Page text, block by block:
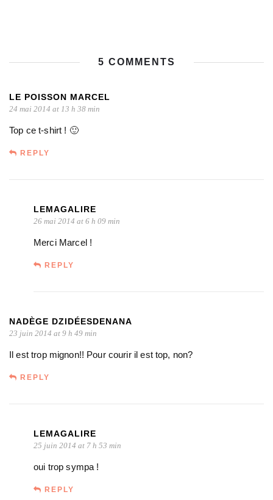
5 COMMENTS
LE POISSON MARCEL
24 mai 2014 at 13 h 38 min
Top ce t-shirt ! 🙂
REPLY
LEMAGALIRE
26 mai 2014 at 6 h 09 min
Merci Marcel !
REPLY
NADÈGE DZIDÉESDENANA
23 juin 2014 at 9 h 49 min
Il est trop mignon!! Pour courir il est top, non?
REPLY
LEMAGALIRE
25 juin 2014 at 7 h 53 min
oui trop sympa !
REPLY